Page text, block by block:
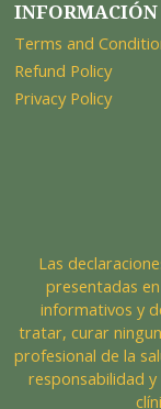
INFORMACIÓN
Terms and
Refund Policy
Privacy Policy
Las
presentadas
informativos y
tratar, curar
profesional de la
responsabilidad